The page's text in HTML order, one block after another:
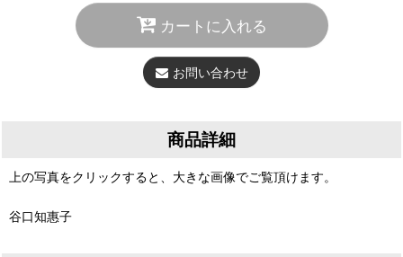
カートに入れる
お問い合わせ
商品詳細
上の写真をクリックすると、大きな画像でご覧頂けます。
谷口知惠子